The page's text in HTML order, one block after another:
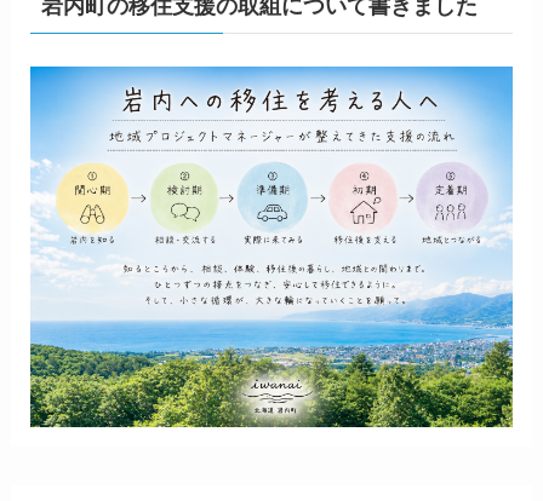
岩内町の移住支援の取組について書きました